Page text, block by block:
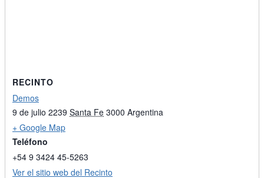
RECINTO
Demos
9 de julio 2239 Santa Fe 3000 Argentina
+ Google Map
Teléfono
+54 9 3424 45-5263
Ver el sitio web del Recinto